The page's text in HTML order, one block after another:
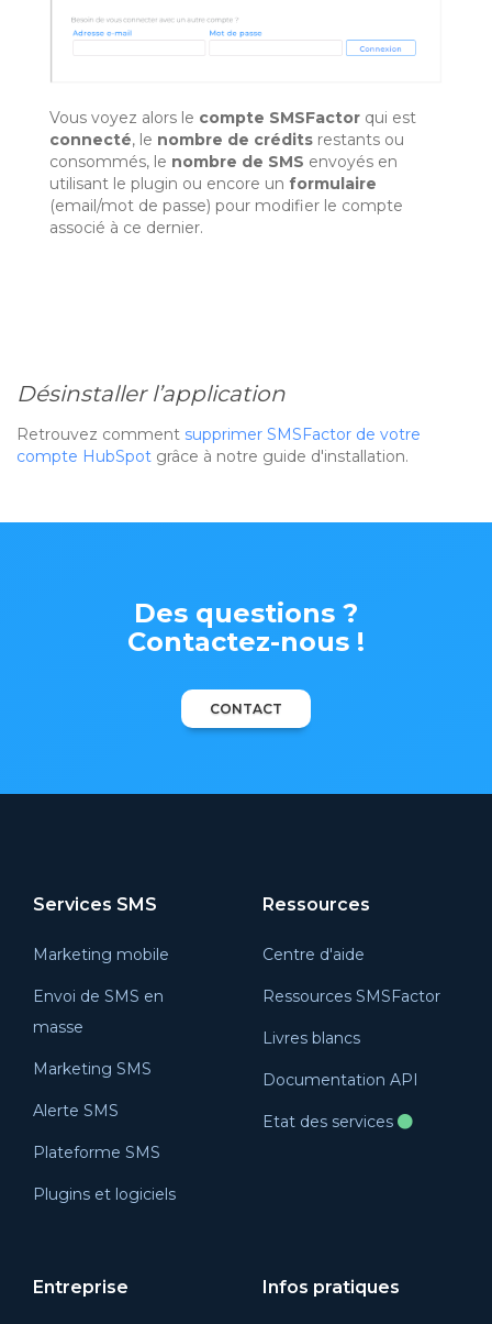
Vous voyez alors le compte SMSFactor qui est
connecté, le nombre de crédits restants ou
consommés, le nombre de SMS envoyés en
utilisant le plugin ou encore un formulaire
(email/mot de passe) pour modifier le compte
associé à ce dernier.
Désinstaller l’application
Retrouvez comment supprimer SMSFactor de votre
compte HubSpot grâce à notre guide d'installation.
Des questions ?
Contactez-nous !
CONTACT
Services SMS
Marketing mobile
Envoi de SMS en
masse
Marketing SMS
Alerte SMS
Plateforme SMS
Plugins et logiciels
Ressources
Centre d'aide
Ressources SMSFactor
Livres blancs
Documentation API
Etat des services
Entreprise Infos pratiques